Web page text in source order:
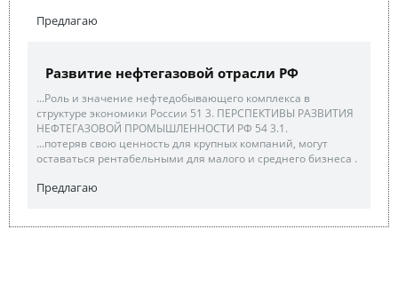
Предлагаю
Развитие нефтегазовой отрасли РФ
...Роль и значение нефтедобывающего комплекса в
структуре экономики России 51 3. ПЕРСПЕКТИВЫ РАЗВИТИЯ
НЕФТЕГАЗОВОЙ ПРОМЫШЛЕННОСТИ РФ 54 3.1.
...потеряв свою ценность для крупных компаний, могут
оставаться рентабельными для малого и среднего бизнеса .
Предлагаю